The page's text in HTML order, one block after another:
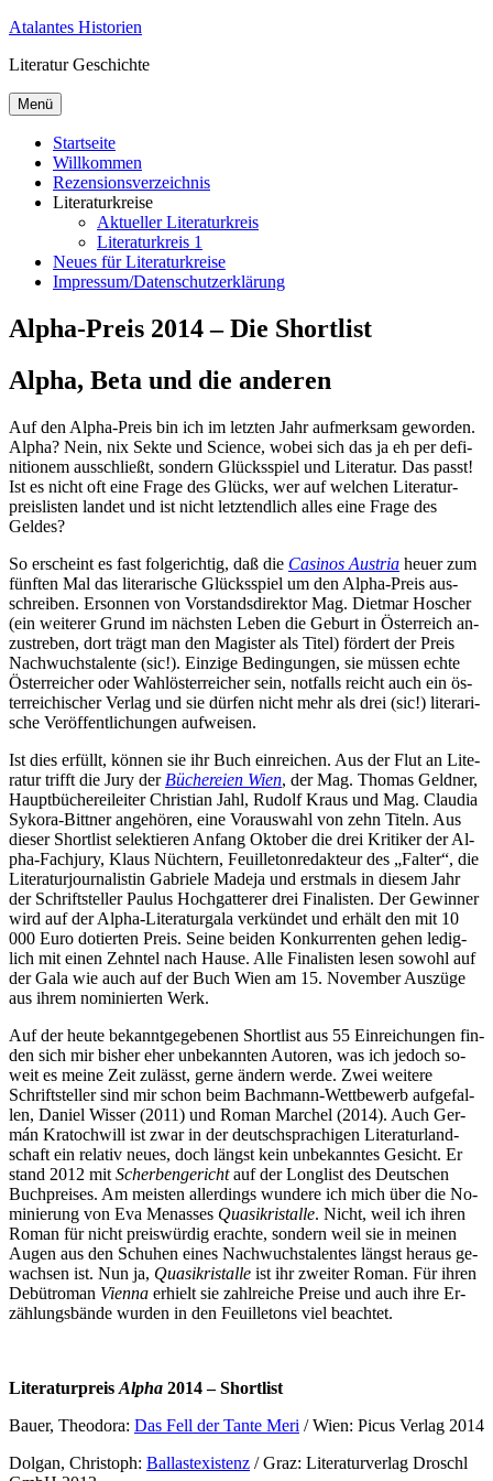
Zum
springen
Atalantes Historien
Literatur Geschichte
Menü
Startseite
Willkommen
Rezensionsverzeichnis
Literaturkreise
Aktueller Literaturkreis
Literaturkreis 1
Neues für Literaturkreise
Impressum/Datenschutzerklärung
Alpha-Preis 2014 – Die Shortlist
Alpha, Beta und die anderen
Auf den Al­pha-Preis bin ich im letz­ten Jahr auf­merk­sam ge­wor­den.
Al­pha? Nein, nix Sek­te und Sci­ence, wo­bei sich das ja eh per de­fi­
ni­tio­nem aus­schließt, son­dern Glücks­spiel und Li­te­ra­tur. Das passt!
Ist es nicht oft ei­ne Fra­ge des Glücks, wer auf wel­chen Li­te­ra­tur­
preis­lis­ten lan­det und ist nicht letzt­end­lich al­les ei­ne Fra­ge des
Geldes?
So er­scheint es fast fol­ge­rich­tig, daß die Ca­si­nos Aus­tria heu­er zum
fünf­ten Mal das li­te­ra­ri­sche Glücks­spiel um den Al­pha-Preis aus­
schrei­ben. Er­son­nen von Vor­stands­di­rek­tor Mag. Diet­mar Ho­scher
(ein wei­te­rer Grund im nächs­ten Le­ben die Ge­burt in Ös­ter­reich an­
zu­stre­ben, dort trägt man den Ma­gis­ter als Ti­tel) för­dert der Preis
Nach­wuchs­ta­len­te (sic!). Ein­zi­ge Be­din­gun­gen, sie müs­sen ech­te
Ös­ter­rei­cher oder Wahl­ös­ter­rei­cher sein, not­falls reicht auch ein ös­
ter­rei­chi­scher Ver­lag und sie dür­fen nicht mehr als drei (sic!) li­te­ra­ri­
sche Ver­öf­fent­li­chun­gen aufweisen.
Ist dies er­füllt, kön­nen sie ihr Buch ein­rei­chen. Aus der Flut an Li­te­
ra­tur trifft die Ju­ry der Bü­che­rei­en Wien, der Mag. Tho­mas Geld­ner,
Haupt­bü­che­rei­lei­ter Chris­ti­an Jahl, Ru­dolf Kraus und Mag. Clau­dia
Sy­ko­ra-Bitt­ner an­ge­hö­ren, ei­ne Vor­auswahl von zehn Ti­teln. Aus
die­ser Short­list se­lek­tie­ren An­fang Ok­to­ber die drei Kri­ti­ker der Al­
pha-Fach­ju­ry, Klaus Nüch­tern, Feuil­le­ton­re­dak­teur des „Fal­ter“, die
Li­te­ra­tur­jour­na­lis­tin Ga­brie­le Ma­de­ja und erst­mals in die­sem Jahr
der Schrift­stel­ler Pau­lus Hoch­gat­te­rer drei Fi­na­lis­ten. Der Ge­win­ner
wird auf der Al­pha-Li­te­ra­tur­ga­la ver­kün­det und er­hält den mit 10
000 Eu­ro do­tier­ten Preis. Sei­ne bei­den Kon­kur­ren­ten ge­hen le­dig­
lich mit ei­nen Zehn­tel nach Hau­se. Al­le Fi­na­lis­ten le­sen so­wohl auf
der Ga­la wie auch auf der Buch Wien am 15. No­vem­ber Aus­zü­ge
aus ih­rem no­mi­nier­ten Werk.
Auf der heu­te be­kannt­ge­ge­be­nen Short­list aus 55 Ein­rei­chun­gen fin­
den sich mir bis­her eher un­be­kann­ten Au­toren, was ich je­doch so­
weit es mei­ne Zeit zu­lässt, ger­ne än­dern wer­de. Zwei wei­te­re
Schrift­stel­ler sind mir schon beim Bach­mann-Wett­be­werb auf­ge­fal­
len, Da­ni­el Wis­ser (2011) und Ro­man Mar­chel (2014). Auch Ger­
mán Kra­toch­will ist zwar in der deutsch­spra­chi­gen Li­te­ra­tur­land­
schaft ein re­la­tiv neu­es, doch längst kein un­be­kann­tes Ge­sicht. Er
stand 2012 mit Scher­ben­ge­richtauf der Long­list des Deut­schen
Buch­prei­ses. Am meis­ten al­ler­dings wun­de­re ich mich über die No­
mi­nie­rung von Eva Men­as­ses Quas­i­k­ris­tal­le. Nicht, weil ich ih­ren
Ro­man für nicht preis­wür­dig er­ach­te, son­dern weil sie in mei­nen
Au­gen aus den Schu­hen ei­nes Nach­wuchs­ta­len­tes längst her­aus ge­
wach­sen ist. Nun ja, Quas­i­k­ris­tal­le ist ihr zwei­ter Ro­man. Für ih­ren
De­büt­ro­man Vi­en­na er­hielt sie zahl­rei­che Prei­se und auch ih­re Er­
zäh­lungs­bän­de wur­den in den Feuil­le­tons viel beachtet.
Li­te­ra­tur­preis Al­pha 2014 – Shortlist
Bau­er, Theodo­ra: Das Fell der Tan­te Me­ri / Wien: Pi­cus Ver­lag 2014
Dol­gan, Chris­toph: Bal­last­exis­tenz / Graz: Li­te­ra­tur­ver­lag Dro­schl